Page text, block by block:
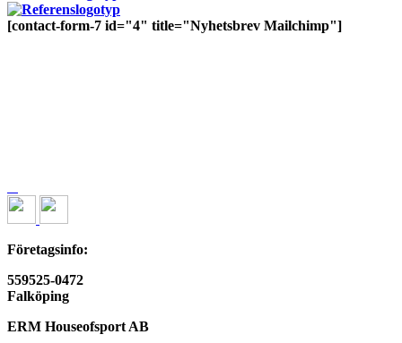
[contact-form-7 id="4" title="Nyhetsbrev Mailchimp"]
Företagsinfo:
559525-0472
Falköping
ERM Houseofsport AB